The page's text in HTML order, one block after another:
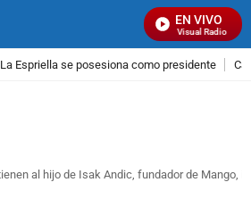
EN VIVO
Señal Visual Radio
Espriella se posesiona como presidente
al hijo de Isak Andic, fundador de Mango,